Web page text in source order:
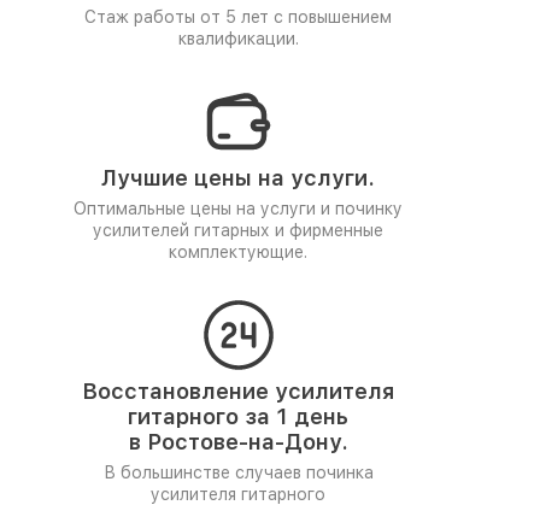
Стаж работы от 5 лет с повышением
квалификации.
Лучшие цены на услуги.
Оптимальные цены на услуги и починку
усилителей гитарных и фирменные
комплектующие.
Восстановление усилителя
гитарного за 1 день
в Ростове-на-Дону.
В большинстве случаев починка
усилителя гитарного